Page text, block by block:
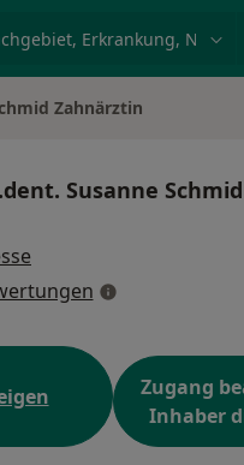
Zahnärztin
Susanne
Zugang
Inhaber